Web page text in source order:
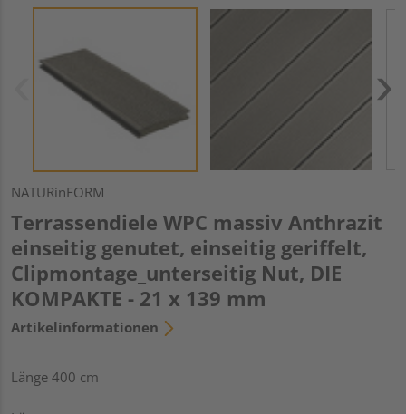
NATURinFORM
Terrassendiele WPC massiv Anthrazit
einseitig genutet, einseitig geriffelt,
Clipmontage_unterseitig Nut, DIE
KOMPAKTE - 21 x 139 mm
Artikelinformationen
Länge 400 cm